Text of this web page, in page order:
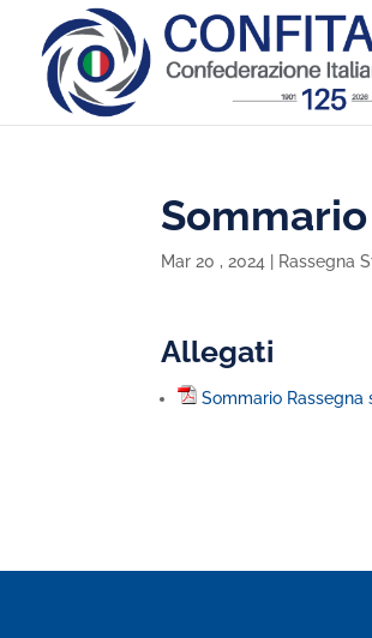
Mar 20 , 2024 Rassegna
Allegati
Sommario